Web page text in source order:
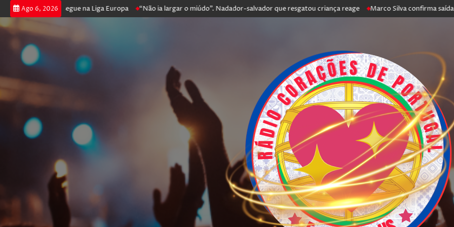
Ago 6, 2026
poker e prossegue na Liga Europa “Não ia largar o miúdo”. Nadador-salvador que resgatou criança reage Marco Silva confirma saída de